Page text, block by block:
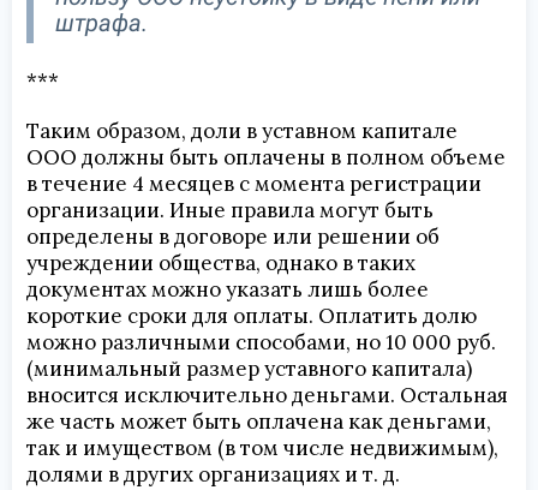
штрафа.
***
Таким образом, доли в уставном капитале
ООО должны быть оплачены в полном объеме
в течение 4 месяцев с момента регистрации
организации. Иные правила могут быть
определены в договоре или решении об
учреждении общества, однако в таких
документах можно указать лишь более
короткие сроки для оплаты. Оплатить долю
можно различными способами, но 10 000 руб.
(минимальный размер уставного капитала)
вносится исключительно деньгами. Остальная
же часть может быть оплачена как деньгами,
так и имуществом (в том числе недвижимым),
долями в других организациях и т. д.